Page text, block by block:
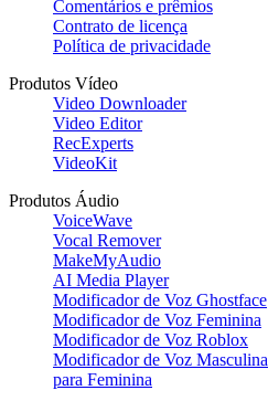
Comentários e prêmios
Contrato de licença
Política de privacidade
Produtos Vídeo
Video Downloader
Video Editor
RecExperts
VideoKit
Produtos Áudio
VoiceWave
Vocal Remover
MakeMyAudio
AI Media Player
Modificador de Voz Ghostface
Modificador de Voz Feminina
Modificador de Voz Roblox
Modificador de Voz Masculina
para Feminina